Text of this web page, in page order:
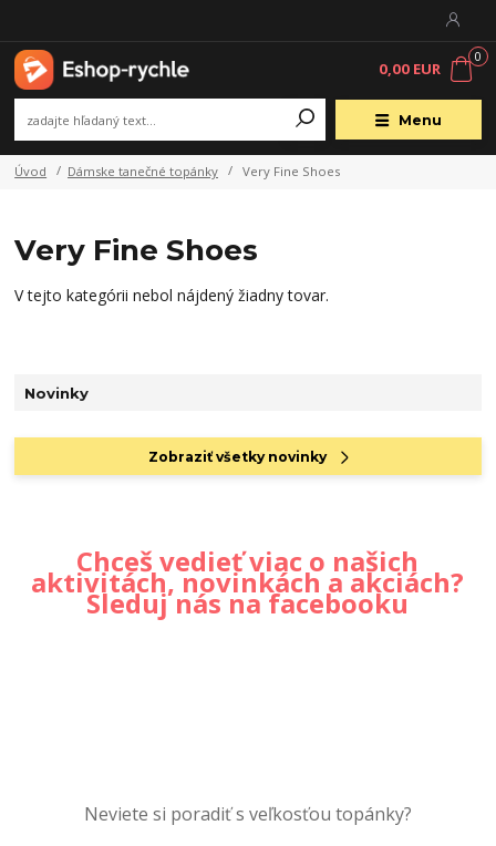
Menu
0
0,00 EUR
Úvod Dámske tanečné topánky Very Fine Shoes
Very Fine Shoes
V tejto kategórii nebol nájdený žiadny tovar.
Novinky
Zobraziť všetky novinky
Chceš vedieť viac o našich
aktivitách, novinkách a akciách?
Sleduj nás na facebooku
Neviete si poradiť s veľkosťou topánky?